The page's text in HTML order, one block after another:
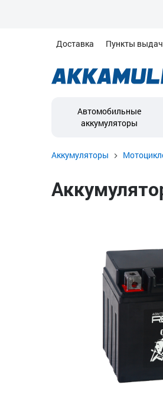
Доставка Пункты
Автомобильные
аккумуляторы
Аккумуляторы